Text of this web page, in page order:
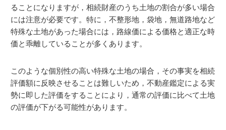
ることになりますが，相続財産のうち土地の割合が多い場合
には注意が必要です。特に，不整形地，袋地，無道路地など
特殊な土地があった場合には，路線価による価格と適正な時
価と乖離していることが多くあります。
このような個別性の高い特殊な土地の場合，その事実を相続
評価額に反映させることは難しいため，不動産鑑定による実
勢に即した評価をすることにより，通常の評価に比べて土地
の評価が下がる可能性があります。